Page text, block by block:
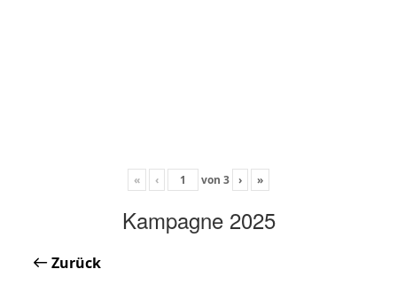
« ‹ von 3 › »
Kampagne 2025
Zurück